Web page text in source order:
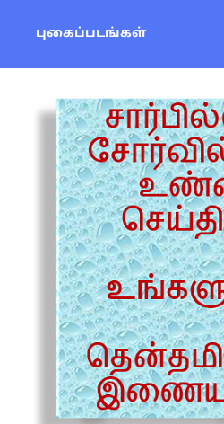
புகைப்படங்கள்